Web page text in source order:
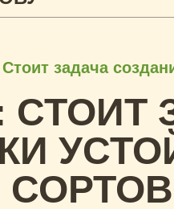
задача
СОРТОВ